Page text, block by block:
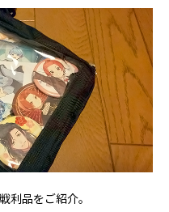
利品をご紹介。